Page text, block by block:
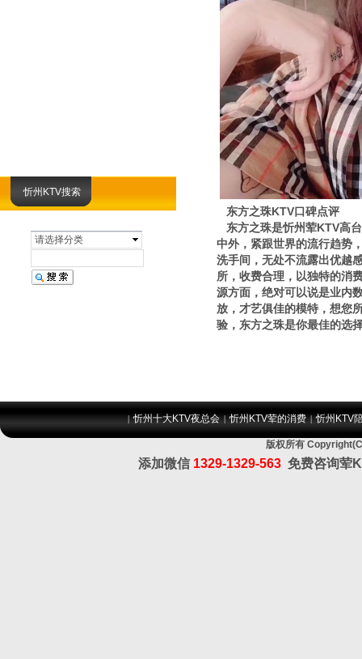
忻州KTV搜索
请选择分类
东方之珠KTV口碑点评
东方之珠是忻州荤KTV高
中外，紧跟世界的流行趋势
洗手间，无处不流露出优越
所，收费合理，以独特的消
源方面，绝对可以说是业内
放，才艺俱佳的模特，想您
验，东方之珠是你最佳的选
|忻州十大KTV夜总会 |忻州KTV荤的消费 |忻州KTV
版权所有
添加微信 1329-1329-563 免费咨询荤